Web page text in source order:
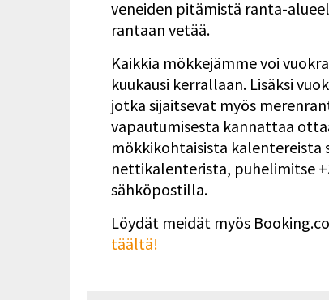
veneiden pitämistä ranta-
rantaan vetää.
Kaikkia mökkejämme voi
kuukausi kerrallaan. Lisäksi
jotka sijaitsevat myös
vapautumisesta kannattaa
mökkikohtaisista kalentereista
nettikalenterista, puhelimitse
sähköpostilla.
Löydät meidät myös
täältä!